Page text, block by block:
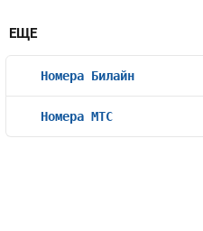
ЕЩЕ
Номера Билайн
Номера МТС